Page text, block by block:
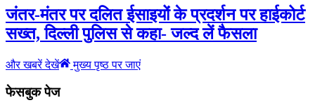
जंतर-मंतर पर दलित ईसाइयों के प्रदर्शन पर हाईकोर्ट
सख्त, दिल्ली पुलिस से कहा- जल्द लें फैसला
और खबरें देखें मुख्य पृष्ठ पर जाएं
फेसबुक पेज